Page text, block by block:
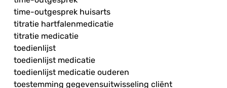
time-outgesprek huisarts
titratie hartfalenmedicatie
titratie medicatie
toedienlijst
toedienlijst medicatie
toedienlijst medicatie ouderen
toestemming gegevensuitwisseling cliënt